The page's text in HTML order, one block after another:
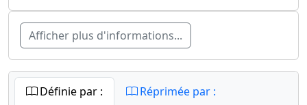
Afficher plus d'informations...
Définie par : Réprimée par :